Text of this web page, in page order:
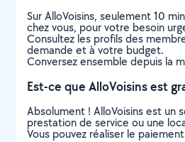
Sur AlloVoisins, seulement 10
chez vous, pour votre besoin
Consultez les profils des
demande et à votre budget.
Conversez ensemble depuis la
Est-ce que AlloVoisins est
Absolument ! AlloVoisins est un
prestation de service ou une
Vous pouvez réaliser le